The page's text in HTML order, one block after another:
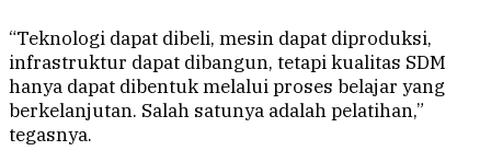
“Teknologi dapat dibeli, mesin dapat diproduksi,
infrastruktur dapat dibangun, tetapi kualitas SDM
hanya dapat dibentuk melalui proses belajar yang
berkelanjutan. Salah satunya adalah pelatihan,”
tegasnya.